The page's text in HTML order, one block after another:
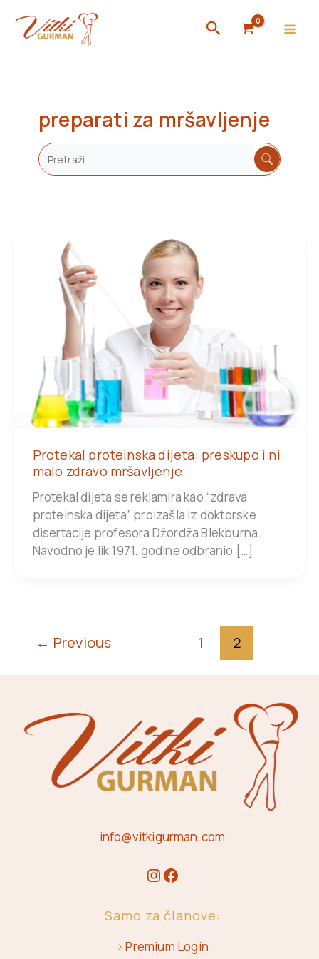
content
Search
preparati za mršavljenje
Protekal proteinska dijeta: preskupo i ni
malo zdravo mršavljenje
Protekal dijeta se reklamira kao “zdrava
proteinska dijeta” proizašla iz doktorske
disertacije profesora Džordža Blekburna.
Navodno je lik 1971. godine odbranio […]
← Previous 1 2
info@vitkigurman.com
Samo za članove:
>Premium Login